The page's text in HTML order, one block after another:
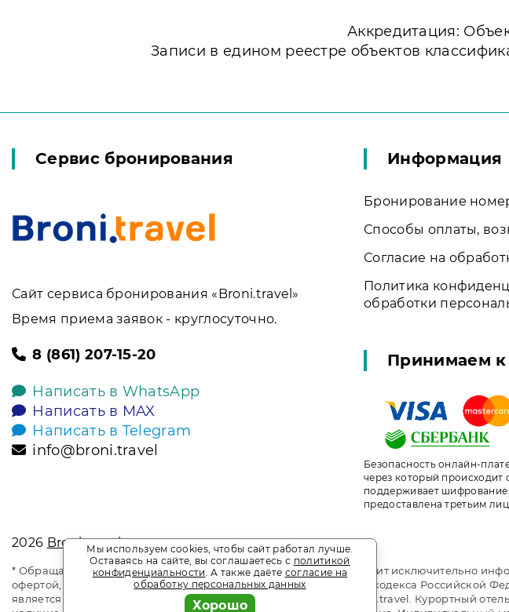
Аккредитация:
Записи в едином реестре объектов
Сервис бронирования
Сайт сервиса бронирования «Broni.travel»
Время приема заявок - круглосуточно.
8 (861) 207-15-20
Написать в WhatsApp
Написать в MAX
Написать в Telegram
info@broni.travel
Информация
Бронирование
Способы оплаты,
Согласие на
Политика
обработки
Принимаем к
Безопасность онлайн-
через который происходит
поддерживает
предоставлена третьим
2026 Broni.travel
* Обращаем ваше внимание на то, что данный интернет-сайт носит исключительно
офертой, определяемой положениями Статьи 437 Гражданского кодекса Российской
является информационным сайтом сервиса бронирования Broni.travel. Курортный
Мы используем cookies, чтобы сайт работал лучше.
Оставаясь на сайте, вы соглашаетесь с политикой
конфиденциальности. А также даёте согласие на
обработку персональных данных
Хорошо